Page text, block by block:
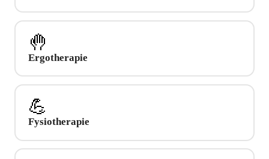
🤚
Ergotherapie
💪
Fysiotherapie